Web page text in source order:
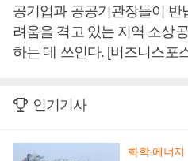
공기업과 공공기관장들이 반
려움을 격고 있는 지역 소상
하는 데 쓰인다. [비즈니스포
인기기사
화학·에너지